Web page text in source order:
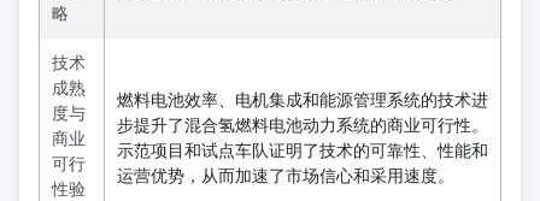
略
技术
成熟
度与
商业
可行
性验
燃料电池效率、电机集成和能源管理系统的技术进
步提升了混合氢燃料电池动力系统的商业可行性。
示范项目和试点车队证明了技术的可靠性、性能和
运营优势，从而加速了市场信心和采用速度。